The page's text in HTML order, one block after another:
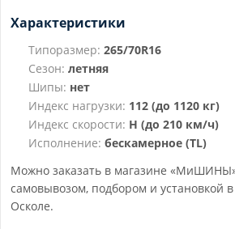
Характеристики
Типоразмер: 265/70R16
Сезон: летняя
Шипы: нет
Индекс нагрузки: 112 (до 1120 кг)
Индекс скорости: H (до 210 км/ч)
Исполнение: бескамерное (TL)
Можно заказать в магазине «МиШИНЫ»
самовывозом, подбором и установкой
Осколе.